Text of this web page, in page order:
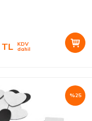
TL KDV
dahil
%25